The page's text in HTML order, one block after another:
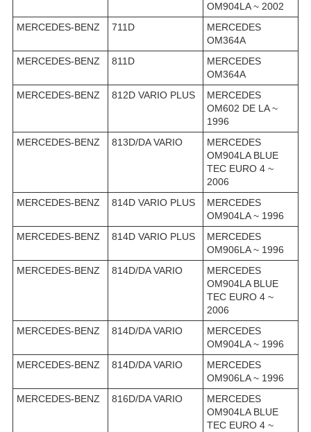
OM904LA ~ 2002
MERCEDES-BENZ
711D
MERCEDES
OM364A
MERCEDES-BENZ
811D
MERCEDES
OM364A
MERCEDES-BENZ
812D VARIO PLUS
MERCEDES
OM602 DE LA ~
1996
MERCEDES-BENZ
813D/DA VARIO
MERCEDES
OM904LA BLUE
TEC EURO 4 ~
2006
MERCEDES-BENZ
814D VARIO PLUS
MERCEDES
OM904LA ~ 1996
MERCEDES-BENZ
814D VARIO PLUS
MERCEDES
OM906LA ~ 1996
MERCEDES-BENZ
814D/DA VARIO
MERCEDES
OM904LA BLUE
TEC EURO 4 ~
2006
MERCEDES-BENZ
814D/DA VARIO
MERCEDES
OM904LA ~ 1996
MERCEDES-BENZ
814D/DA VARIO
MERCEDES
OM906LA ~ 1996
MERCEDES-BENZ
816D/DA VARIO
MERCEDES
OM904LA BLUE
TEC EURO 4 ~